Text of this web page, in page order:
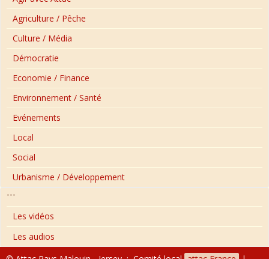
Agriculture / Pêche
Culture / Média
Démocratie
Economie / Finance
Environnement / Santé
Evénements
Local
Social
Urbanisme / Développement
---
Les vidéos
Les audios